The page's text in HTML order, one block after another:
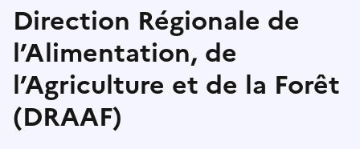
Direction Régionale de
l’Alimentation, de
l’Agriculture et de la Forêt
(DRAAF)